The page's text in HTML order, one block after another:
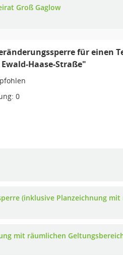
Groß Gaglow
für einen
Haase-Straße"
0
(inklusive Planzeichnung
mit räumlichen